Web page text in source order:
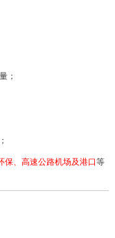
；
保、高速公路机场及港口等